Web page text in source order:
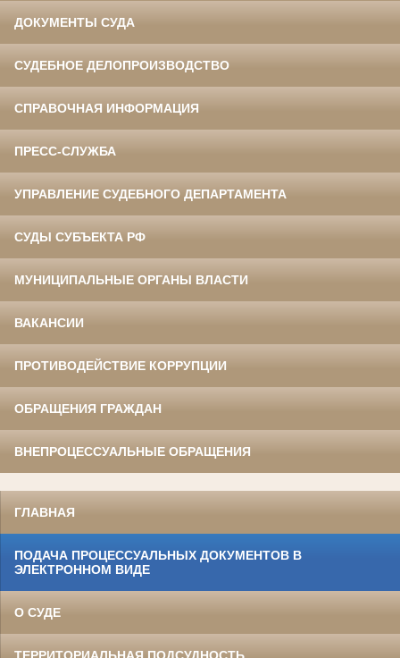
ДОКУМЕНТЫ СУДА
СУДЕБНОЕ ДЕЛОПРОИЗВОДСТВО
СПРАВОЧНАЯ ИНФОРМАЦИЯ
ПРЕСС-СЛУЖБА
УПРАВЛЕНИЕ СУДЕБНОГО ДЕПАРТАМЕНТА
СУДЫ СУБЪЕКТА РФ
МУНИЦИПАЛЬНЫЕ ОРГАНЫ ВЛАСТИ
ВАКАНСИИ
ПРОТИВОДЕЙСТВИЕ КОРРУПЦИИ
ОБРАЩЕНИЯ ГРАЖДАН
ВНЕПРОЦЕССУАЛЬНЫЕ ОБРАЩЕНИЯ
ГЛАВНАЯ
ПОДАЧА ПРОЦЕССУАЛЬНЫХ ДОКУМЕНТОВ В
ЭЛЕКТРОННОМ ВИДЕ
О СУДЕ